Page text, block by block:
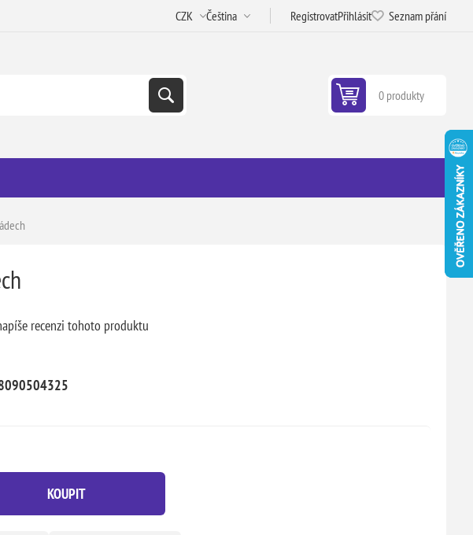
RegistrovatPřihlásit Seznam přání
0 produkty
recenzi tohoto produktu
KOUPIT